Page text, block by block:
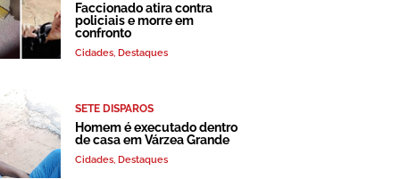
Faccionado atira contra
policiais e morre em
confronto
Cidades, Destaques
SETE DISPAROS
Homem é executado dentro
de casa em Várzea Grande
Cidades, Destaques